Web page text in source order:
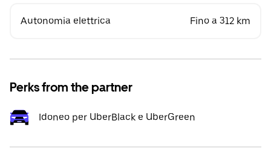
Autonomia elettrica Fino a 312 km
Perks from the partner
Idoneo per UberBlack e UberGreen